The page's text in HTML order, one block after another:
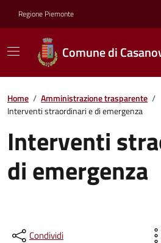
Regione Piemonte
Comune di
Home / Amministrazione trasparente /
Interventi straordinari e di emergenza
Interventi
di emergenza
Condividi